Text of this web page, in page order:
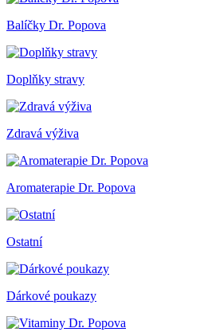
Balíčky Dr. Popova
Doplňky stravy
Zdravá výživa
Aromaterapie Dr. Popova
Ostatní
Dárkové poukazy